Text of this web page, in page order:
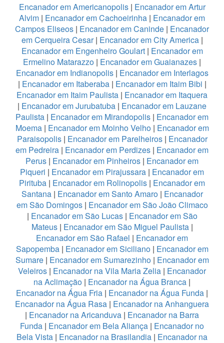
Encanador em Americanopolis | Encanador em Artur
Alvim | Encanador em Cachoeirinha | Encanador em
Campos Eliseos | Encanador em Caninde | Encanador
em Cerqueira Cesar| Encanador em City America |
Encanador em Engenheiro Goulart | Encanador em
Ermelino Matarazzo | Encanador em Guaianazes |
Encanador em Indianopolis| Encanador em Interlagos
| Encanador em Itaberaba| Encanador em Itaim Bibi |
Encanador em Itaim Paulista | Encanador em Itaquera
| Encanador em Jurubatuba | Encanador em Lauzane
Paulista | Encanador em Mirandopolis | Encanador em
Moema| Encanador em Moinho Velho | Encanador em
Paraisopolis| Encanador em Parelheiros| Encanador
em Pedreira | Encanador em Perdizes | Encanador em
Perus | Encanador em Pinheiros | Encanador em
Piqueri | Encanador em Pirajussara | Encanador em
Pirituba | Encanador em Rolinopolis | Encanador em
Santana| Encanador em Santo Amaro| Encanador
em São Domingos| Encanador em São João Climaco
| Encanador em São Lucas| Encanador em São
Mateus | Encanador em São Miguel Paulista|
Encanador em São Rafael | Encanador em
Sapopemba | Encanador em Siciliano| Encanador em
Sumare| Encanador em Sumarezinho| Encanador em
Veleiros | Encanador na Vila Maria Zelia | Encanador
na Aclimação | Encanador na Água Branca |
Encanador na Água Fria | Encanador na Água Funda |
Encanador na Água Rasa | Encanador na Anhanguera
| Encanador na Aricanduva | Encanador na Barra
Funda | Encanador em Bela Aliança | Encanador no
Bela Vista | Encanador na Brasilandia | Encanador na